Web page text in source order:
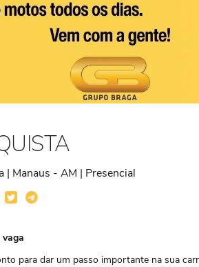
| Manaus - AM | Presencial
para dar um passo importante na sua